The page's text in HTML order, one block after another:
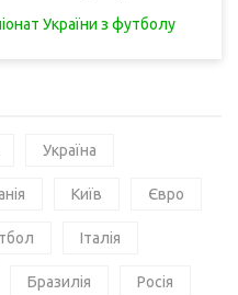
України з футболу
Україна
Київ Євро
Італія
Бразилія Росія